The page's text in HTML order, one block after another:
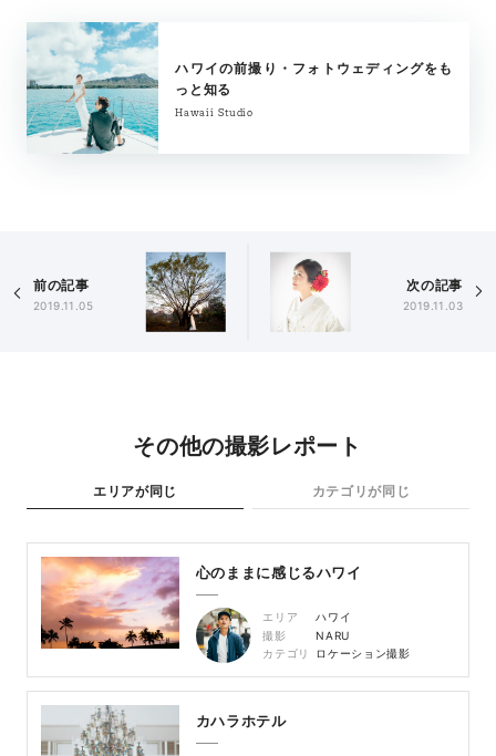
ハワイの前撮り・フォトウェディングをも
っと知る
Hawaii Studio
前の記事
2019.11.05
次の記事
2019.11.03
その他の撮影レポート
エリアが同じ カテゴリが同じ
心のままに感じるハワイ
エリア
ハワイ
撮影
NARU
カテゴリ
ロケーション撮影
カハラホテル